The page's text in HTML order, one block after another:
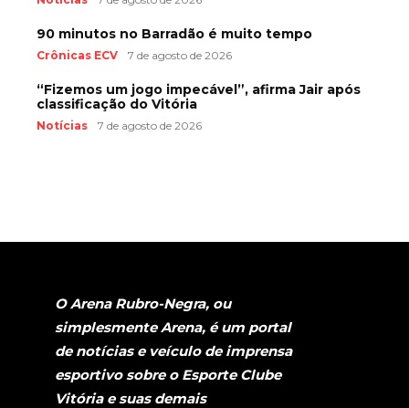
90 minutos no Barradão é muito tempo
Crônicas ECV 7 de agosto de 2026
“Fizemos um jogo impecável”, afirma Jair após
classificação do Vitória
Notícias 7 de agosto de 2026
O Arena Rubro-Negra, ou
simplesmente Arena, é um portal
de notícias e veículo de imprensa
esportivo sobre o Esporte Clube
Vitória e suas demais